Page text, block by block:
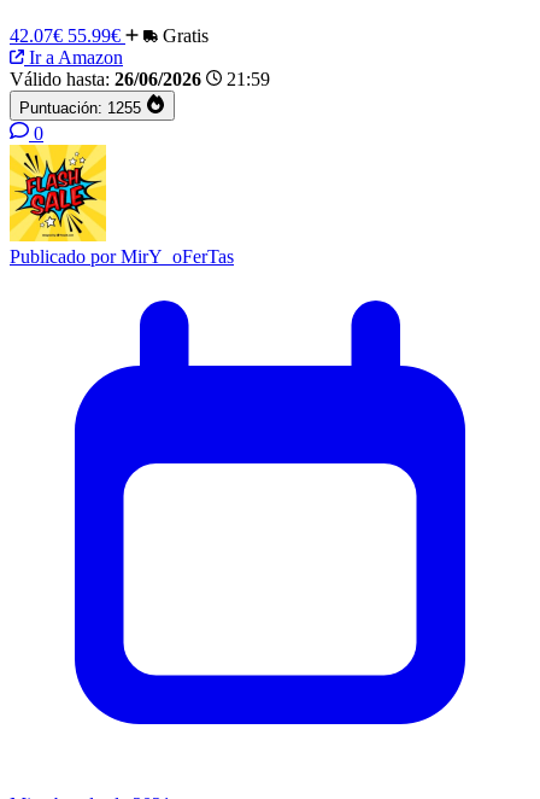
42.07€ 55.99€
Gratis
Ir a Amazon
Válido hasta: 26/06/2026 21:59
Puntuación: 1255
0
Publicado porMirY_oFerTas